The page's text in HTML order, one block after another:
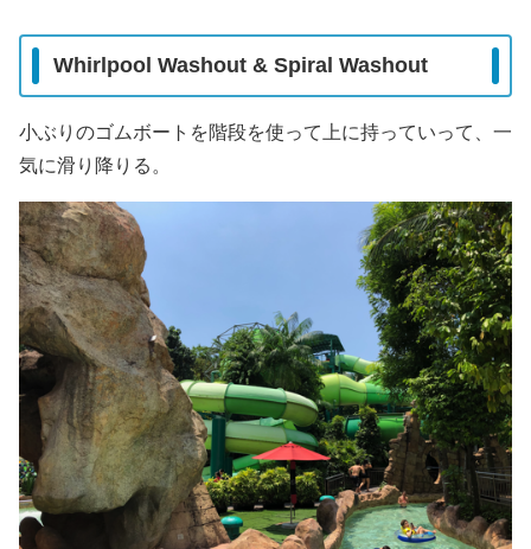
Whirlpool Washout & Spiral Washout
小ぶりのゴムボートを階段を使って上に持っていって、一
気に滑り降りる。